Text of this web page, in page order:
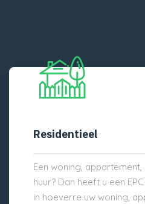
Residentieel
Een woning,
huur? Dan heeft u een
in hoeverre uw woning,